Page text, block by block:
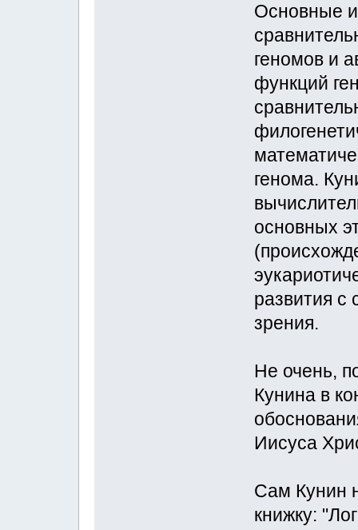
Основные
геномов и
функций
генома.
основных
развития с
зрения.
Не очень,
Кунина в
Иисуса
Сам Кунин
книжку: